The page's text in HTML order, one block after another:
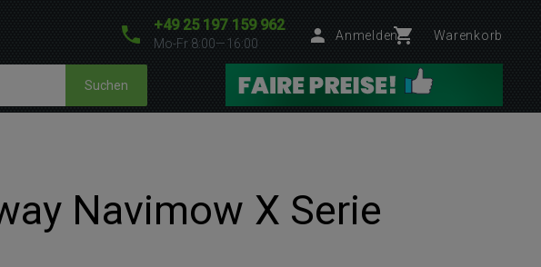
+49 25 197 159 962
Mo-Fr 8:00—16:00
Anmelden Warenkorb
Suchen
Navimow X Serie